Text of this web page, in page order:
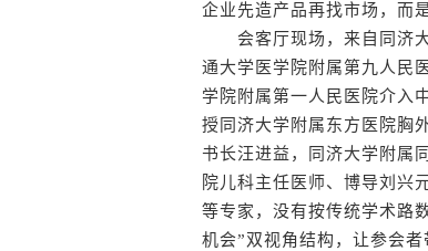
企业先造产品再找市场，而
会客厅现场，来自同济大
通大学医学院附属第九人民
学院附属第一人民医院介入
授同济大学附属东方医院胸
书长汪进益，同济大学附属
院儿科主任医师、博导刘兴
等专家，没有按传统学术路
机会”双视角结构，让参会